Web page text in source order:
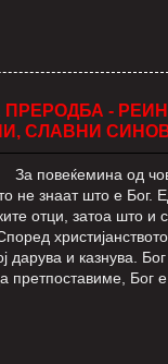
ПРЕРОДБА -
СЛАВНИ
повеќемина од
не знаат што е
отци, затоа што
дарува и казнува.
претпоставиме, Бог